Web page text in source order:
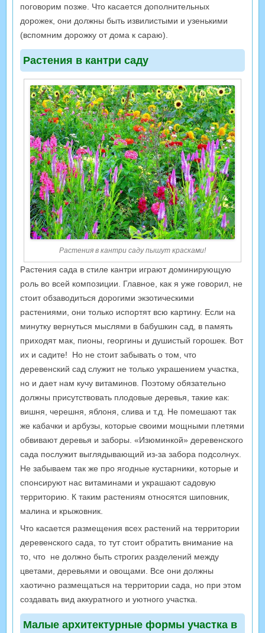
поговорим позже. Что касается дополнительных
дорожек, они должны быть извилистыми и узенькими
(вспомним дорожку от дома к сараю).
Растения в кантри саду
Растения в кантри саду пышут красками!
Растения сада в стиле кантри играют доминирующую
роль во всей композиции. Главное, как я уже говорил, не
стоит обзаводиться дорогими экзотическими
растениями, они только испортят всю картину. Если на
минутку вернуться мыслями в бабушкин сад, в память
приходят мак, пионы, георгины и душистый горошек. Вот
их и садите! Но не стоит забывать о том, что
деревенский сад служит не только украшением участка,
но и дает нам кучу витаминов. Поэтому обязательно
должны присутствовать плодовые деревья, такие как:
вишня, черешня, яблоня, слива и т.д. Не помешают так
же кабачки и арбузы, которые своими мощными плетями
обвивают деревья и заборы. «Изюминкой» деревенского
сада послужит выглядывающий из-за забора подсолнух.
Не забываем так же про ягодные кустарники, которые и
спонсируют нас витаминами и украшают садовую
территорию. К таким растениям относятся шиповник,
малина и крыжовник.
Что касается размещения всех растений на территории
деревенского сада, то тут стоит обратить внимание на
то, что не должно быть строгих разделений между
цветами, деревьями и овощами. Все они должны
хаотично размещаться на территории сада, но при этом
создавать вид аккуратного и уютного участка.
Малые архитектурные формы участка в